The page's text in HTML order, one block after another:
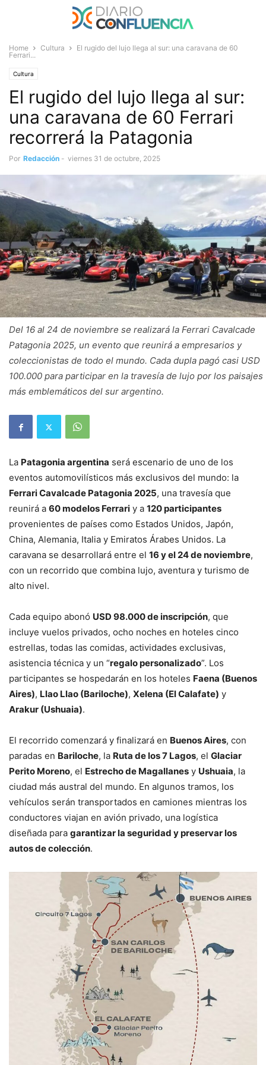
Home Cultura
El rugido del lujo llega al sur: una caravana de 60
Ferrari...
Cultura
El rugido del lujo llega al sur:
una caravana de 60 Ferrari
recorrerá la Patagonia
Por Redacción - viernes 31 de octubre, 2025
Del 16 al 24 de noviembre se realizará la Ferrari Cavalcade
Patagonia 2025, un evento que reunirá a empresarios y
coleccionistas de todo el mundo. Cada dupla pagó casi USD
100.000 para participar en la travesía de lujo por los paisajes
más emblemáticos del sur argentino.
La Patagonia argentina será escenario de uno de los
eventos automovilísticos más exclusivos del mundo: la
Ferrari Cavalcade Patagonia 2025, una travesía que
reunirá a 60 modelos Ferrari y a 120 participantes
provenientes de países como Estados Unidos, Japón,
China, Alemania, Italia y Emiratos Árabes Unidos. La
caravana se desarrollará entre el 16 y el 24 de noviembre,
con un recorrido que combina lujo, aventura y turismo de
alto nivel.
Cada equipo abonó USD 98.000 de inscripción, que
incluye vuelos privados, ocho noches en hoteles cinco
estrellas, todas las comidas, actividades exclusivas,
asistencia técnica y un “regalo personalizado”. Los
participantes se hospedarán en los hoteles Faena (Buenos
Aires), Llao Llao (Bariloche), Xelena (El Calafate) y
Arakur (Ushuaia).
El recorrido comenzará y finalizará en Buenos Aires, con
paradas en Bariloche, la Ruta de los 7 Lagos, el Glaciar
Perito Moreno, el Estrecho de Magallanes y Ushuaia, la
ciudad más austral del mundo. En algunos tramos, los
vehículos serán transportados en camiones mientras los
conductores viajan en avión privado, una logística
diseñada para garantizar la seguridad y preservar los
autos de colección.